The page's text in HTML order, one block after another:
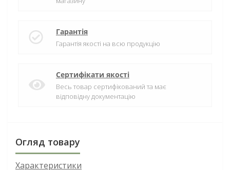
Гарантія
Гарантія якості на всю продукцію
Сертифікати якості
Весь товар сертифікований та має
відповідну документацію
Огляд товару
Характеристики